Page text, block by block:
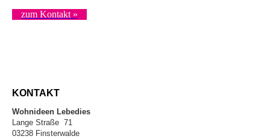
zum Kontakt »
KONTAKT
Wohnideen Lebedies
Lange Straße 71
03238 Finsterwalde